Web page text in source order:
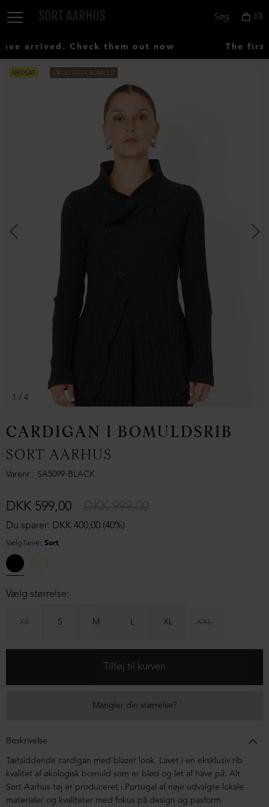
0
Søg
arrived. Check them out now The first
NEDSAT ØKOLOGISK BOMULD
1 / 4
CARDIGAN I BOMULDSRIB
SORT AARHUS
Varenr. SA5099-BLACK
Du sparer: DKK 400,00 (40%)
DKK 599,00
Vælg farve: Sort
Vælg størrelse:
XS S M L XL XXL
Mangler din størrelse?
Beskrivelse
Tætsiddende cardigan med blazer look. Lavet i en eksklusiv rib
kvalitet af økologisk bomuld som er blød og let af have på. Alt
Sort Aarhus tøj er produceret i Portugal af nøje udvalgte lokale
materialer og kvaliteter med fokus på design og pasform.